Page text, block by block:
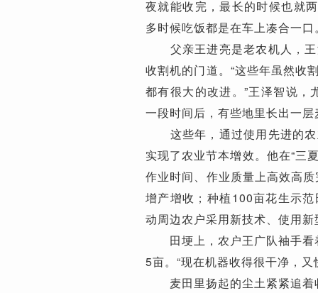
夜就能收完，最长的时候也就
多时候吃饭都是在车上凑合一口
父亲王进亮是老农机人，王
收割机的门道。“这些年虽然收
都有很大的改进。”王泽智说，
一段时间后，有些地里长出一
这些年，通过使用先进的农
实现了农业节本增效。他在“三
作业时间、作业质量上高效高
增产增收；种植100亩花生示
动周边农户采用新技术、使用
田埂上，农户王广队袖手看
5亩。“现在机器收得很干净，
麦田里扬起的尘土紧紧追着